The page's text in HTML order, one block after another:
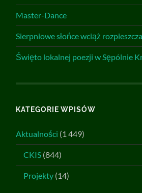
Master-Dance
Sierpniowe słońce wciąż
Święto lokalnej poezji w Sępólnie
KATEGORIE WPISÓW
Aktualności (1 449)
CKIS (844)
Projekty (14)